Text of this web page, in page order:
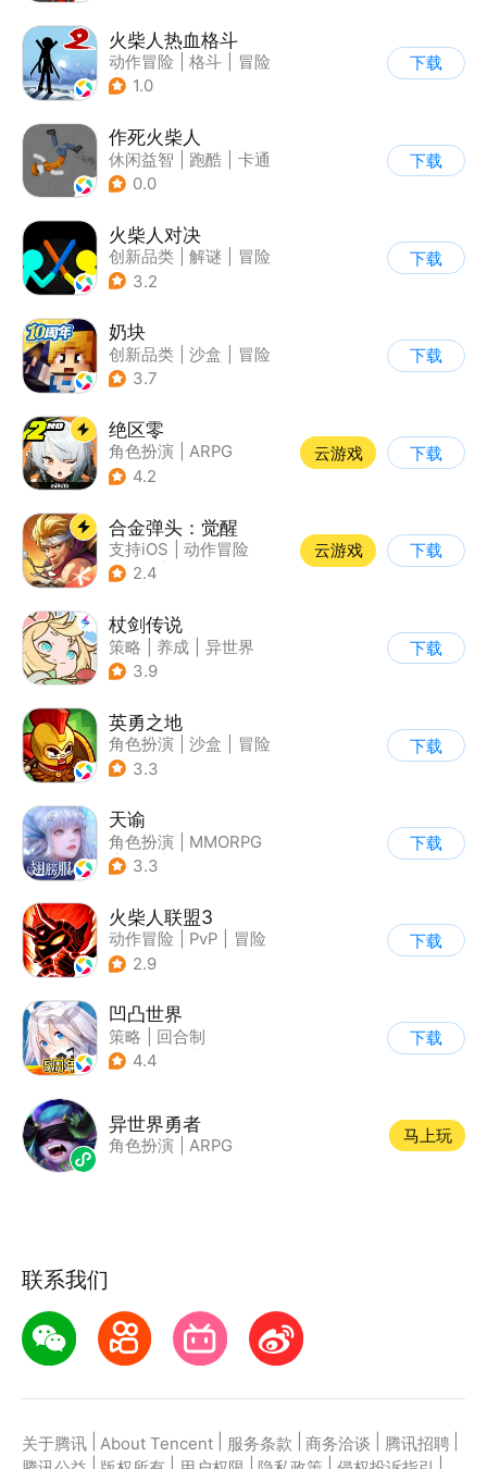
火柴人热血格斗
动作冒险 格斗
冒险
| 火柴人
1.0
下载
作死火柴人
休闲益智 跑酷
卡通
| 62游戏
0.0
下载
火柴人对决
创新品类 解谜
冒险
| 挑战破纪录
3.2
下载
奶块
创新品类 沙盒
冒险
| 开放世界
3.7
下载
绝区零
角色扮演
ARPG
| 冒险
4.2
云游戏 下载
合金弹头：觉醒
支持iOS
动作冒险
| 射击
2.4
云游戏 下载
杖剑传说
策略 养成
异世界
| 二次元
3.9
下载
英勇之地
角色扮演 沙盒
冒险
| steam游戏
3.3
下载
天谕
角色扮演
MMORPG
| 奇幻
3.3
下载
火柴人联盟3
动作冒险 PvP
冒险
| 横版过关
2.9
下载
凹凸世界
策略
回合制
| 动漫改编
4.4
下载
异世界勇者
角色扮演 ARPG
马上玩
联系我们
关于腾讯 About Tencent 服务条款 商务洽谈 腾讯招聘